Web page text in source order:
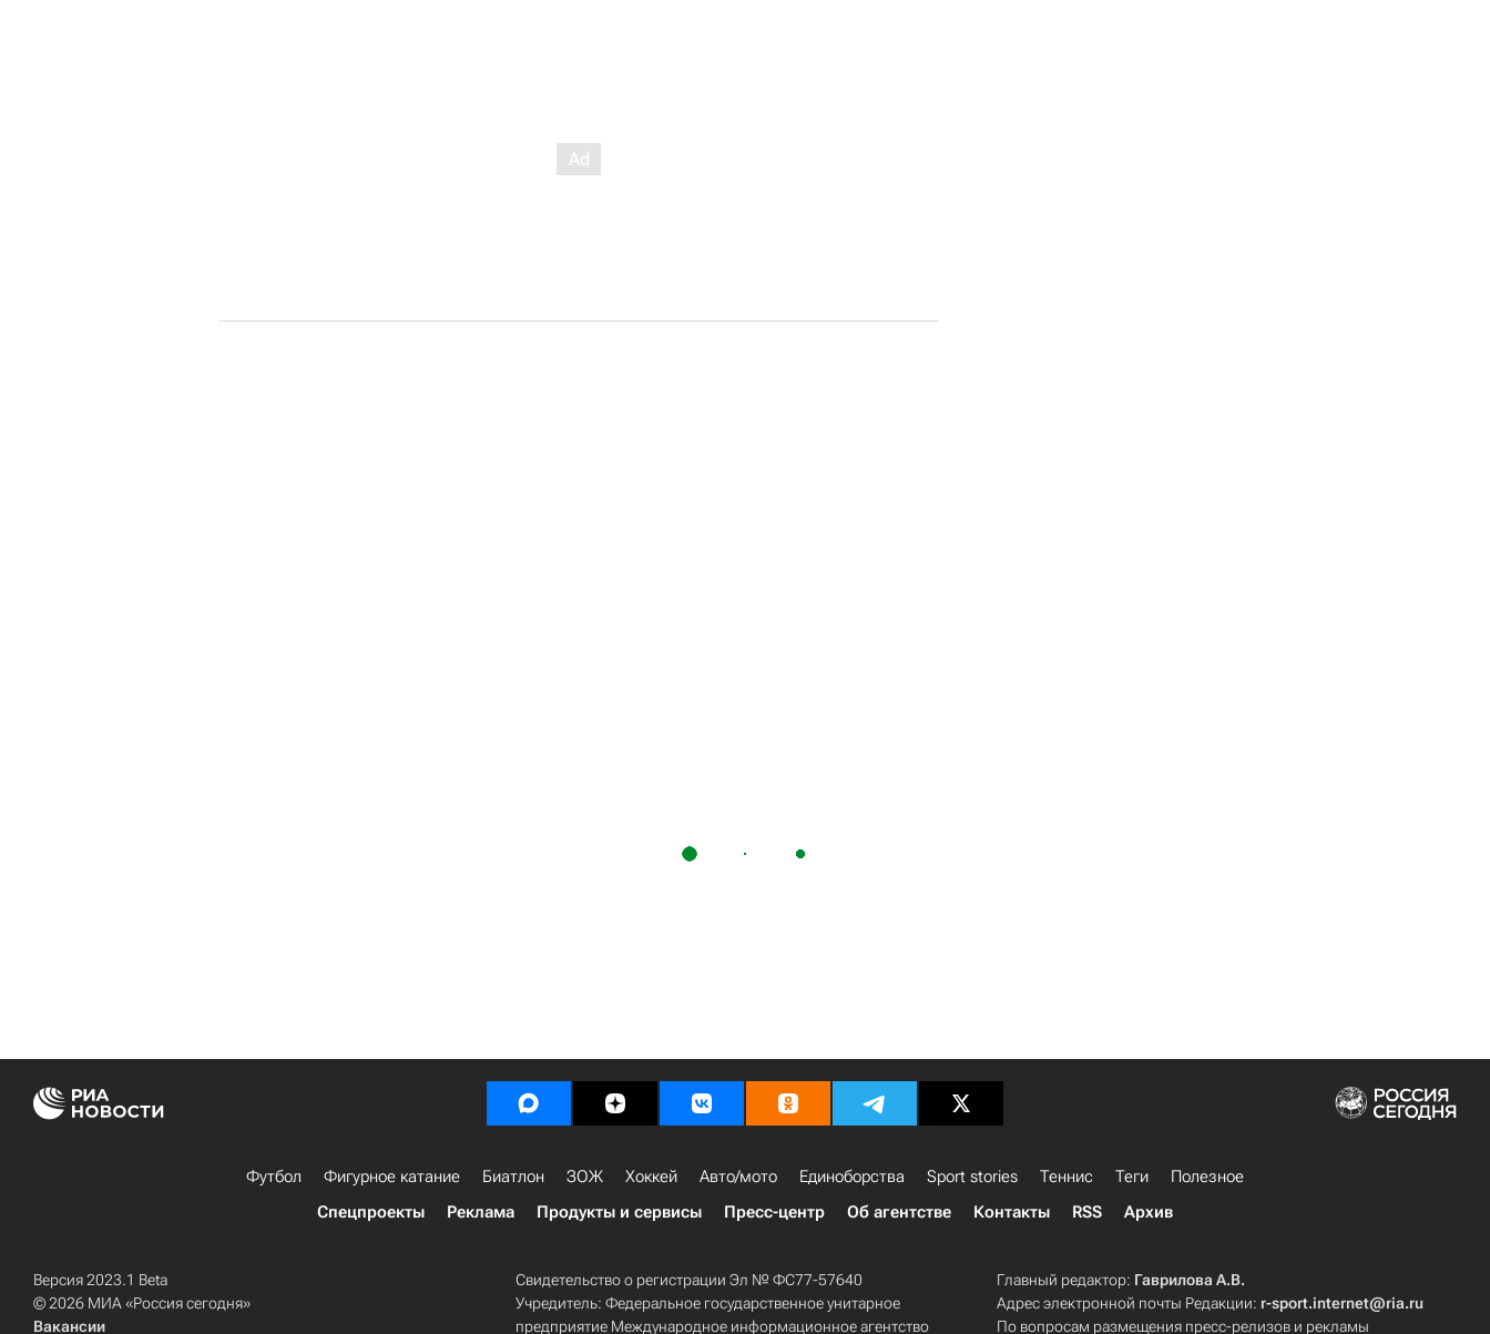
Футбол Фигурное катание Биатлон ЗОЖ Хоккей Авто/мото Единоборства Sport stories Теннис Теги
Полезное
Спецпроекты
Реклама Продукты и сервисы Пресс-центр Об агентстве Контакты RSS Архив
Версия 2023.1 Beta
© 2026 МИА «Россия сегодня»
Вакансии
Свидетельство о регистрации Эл № ФС77-57640
Учредитель: Федеральное государственное унитарное
предприятие Международное информационное агентство
Главный редактор: Гаврилова А.В.
Адрес электронной почты Редакции: r-sport.internet@ria.ru
По вопросам размещения пресс-релизов и рекламы